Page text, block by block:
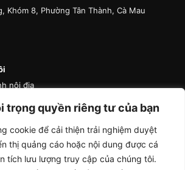
trọng quyền riêng tư của bạn
cookie để cải thiện trải nghiệm duyệt
thị quảng cáo hoặc nội dung được cá
tích lưu lượng truy cập của chúng tôi.
Khóm 8, Phường Tân Thành, Cà Mau
nội địa
quốc tế
ngoài